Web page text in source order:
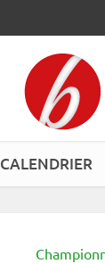
CALENDRIER